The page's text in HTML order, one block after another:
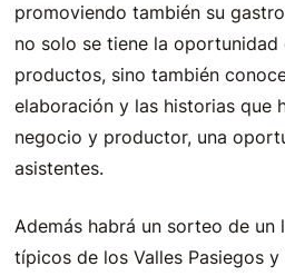
promoviendo también su
no solo se tiene la
productos, sino también
elaboración y las historias que
negocio y productor, una
asistentes.
Además habrá un sorteo de
típicos de los Valles Pasiegos